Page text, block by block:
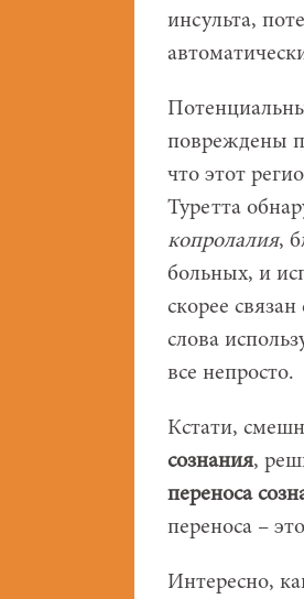
инсульта,
повреждены
что этот
Туретта
копролалия,
больных, и
скорее
слова
все непросто.
Кстати,
сознания,
переноса
переноса –
Интересно,